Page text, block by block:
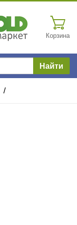
Корзина
Найти